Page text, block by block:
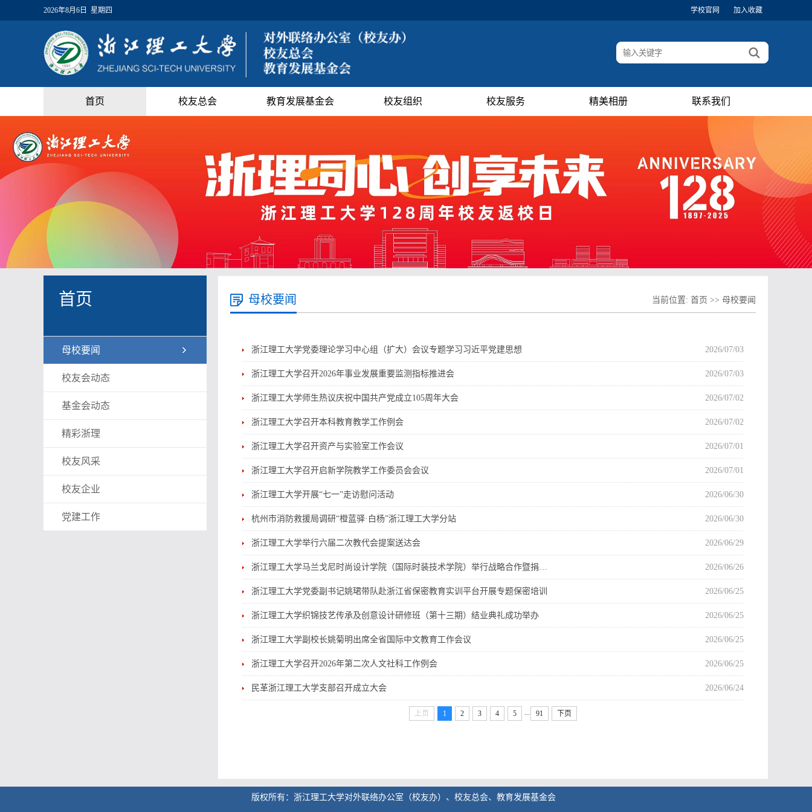
2026年8月6日 星期四 学校官网 加入收藏
首页 校友总会 教育发展基金会 校友组织 校友服务 精美相册 联系我们
首页
母校要闻
校友会动态
基金会动态
精彩浙理
校友风采
校友企业
党建工作
母校要闻 当前位置: 首页 >> 母校要闻
浙江理工大学党委理论学习中心组（扩大）会议专题学习习近平党建思想 2026/07/03
浙江理工大学召开2026年事业发展重要监测指标推进会 2026/07/03
浙江理工大学师生热议庆祝中国共产党成立105周年大会 2026/07/02
浙江理工大学召开本科教育教学工作例会 2026/07/02
浙江理工大学召开资产与实验室工作会议 2026/07/01
浙江理工大学召开启新学院教学工作委员会会议 2026/07/01
浙江理工大学开展“七一”走访慰问活动 2026/06/30
杭州市消防救援局调研“橙蓝驿·白杨”浙江理工大学分站 2026/06/30
浙江理工大学举行六届二次教代会提案送达会 2026/06/29
浙江理工大学马兰戈尼时尚设计学院（国际时装技术学院）举行战略合作暨捐… 2026/06/26
浙江理工大学党委副书记姚珺带队赴浙江省保密教育实训平台开展专题保密培训 2026/06/25
浙江理工大学织锦技艺传承及创意设计研修班（第十三期）结业典礼成功举办 2026/06/25
浙江理工大学副校长姚菊明出席全省国际中文教育工作会议 2026/06/25
浙江理工大学召开2026年第二次人文社科工作例会 2026/06/25
民革浙江理工大学支部召开成立大会 2026/06/24
上页 1 2 3 4 5 ... 91 下页
版权所有：浙江理工大学对外联络办公室（校友办）、校友总会、教育发展基金会